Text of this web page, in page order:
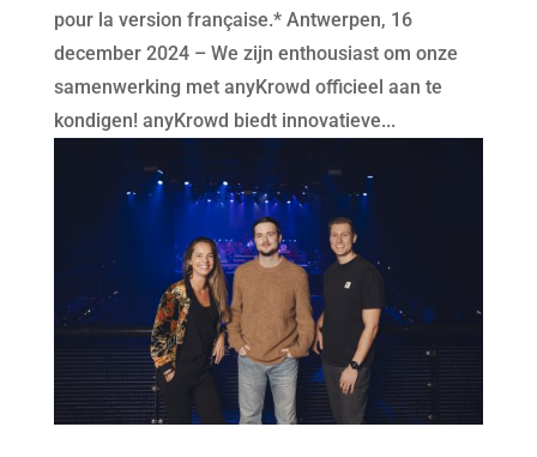
pour la version française.* Antwerpen, 16
december 2024 – We zijn enthousiast om onze
samenwerking met anyKrowd officieel aan te
kondigen! anyKrowd biedt innovatieve...